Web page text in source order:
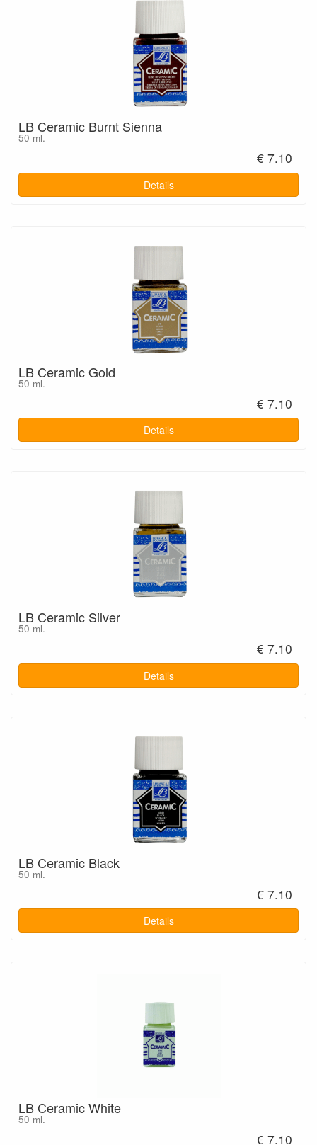
LB Ceramic Burnt Sienna
50 ml.
€ 7.10
Details
LB Ceramic Gold
50 ml.
€ 7.10
Details
LB Ceramic Silver
50 ml.
€ 7.10
Details
LB Ceramic Black
50 ml.
€ 7.10
Details
LB Ceramic White
50 ml.
€ 7.10